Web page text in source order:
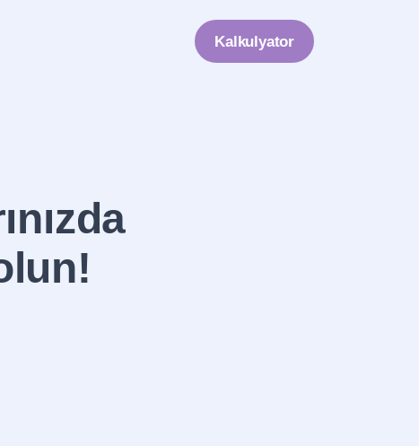
Kalkulyator